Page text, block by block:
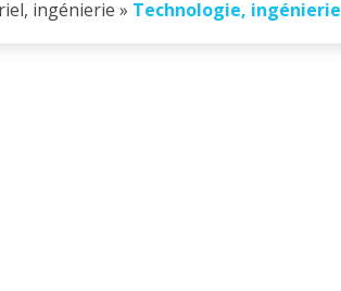
ingénierie » Technologie, ingénierie